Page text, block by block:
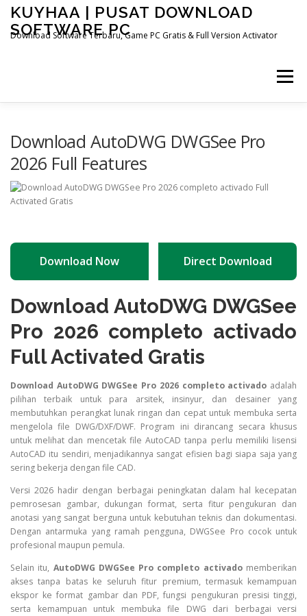
Skip
content
KUYHAA | PUSAT DOWNLOAD
SOFTWARE PC
Download Software Terbaru, Game PC Gratis & Full Version Activator
Menu
Download AutoDWG DWGSee Pro
2026 Full Features
Download Now Direct Download
Download AutoDWG DWGSee
Pro 2026 completo activado
Full Activated Gratis
Download AutoDWG DWGSee Pro 2026 completo activado adalah
pilihan terbaik untuk para arsitek, insinyur, dan desainer yang
membutuhkan perangkat lunak ringan dan cepat untuk membuka serta
mengelola file DWG/DXF/DWF. Program ini dirancang secara khusus
untuk melihat dan mencetak file AutoCAD tanpa perlu memiliki lisensi
AutoCAD itu sendiri, menjadikannya sangat efisien bagi siapa saja yang
sering bekerja dengan file CAD.
Versi 2026 hadir dengan berbagai peningkatan dalam hal kecepatan
pemrosesan gambar, dukungan format, serta fitur pengukuran dan
anotasi yang sangat berguna untuk kebutuhan teknis dan dokumentasi.
Dengan antarmuka yang ramah pengguna, DWGSee Pro cocok untuk
profesional maupun pemula.
Selain itu, AutoDWG DWGSee Pro completo activadomemberikan
akses tanpa batas ke seluruh fitur premium, termasuk kemampuan
ekspor ke format gambar dan PDF, fungsi pengukuran presisi tinggi,
serta kemampuan untuk membuka file DWG dari berbagai versi